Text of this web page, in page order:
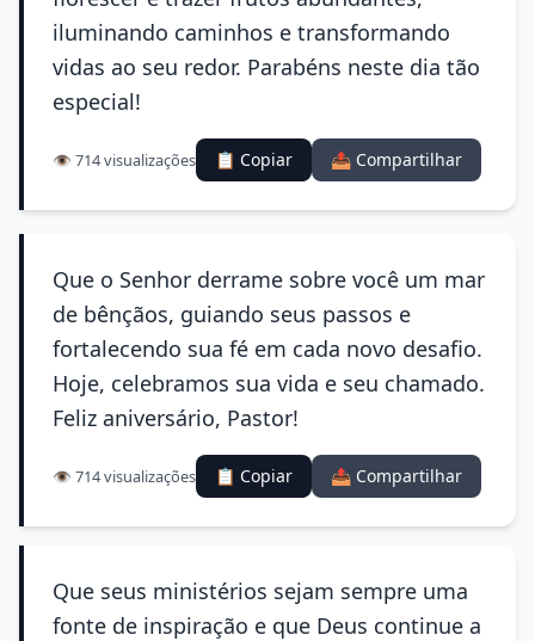
iluminando caminhos e transformando
vidas ao seu redor. Parabéns neste dia tão
especial!
👁️ 714 visualizações 📋 Copiar 📤 Compartilhar
Que o Senhor derrame sobre você um mar
de bênçãos, guiando seus passos e
fortalecendo sua fé em cada novo desafio.
Hoje, celebramos sua vida e seu chamado.
Feliz aniversário, Pastor!
👁️ 714 visualizações 📋 Copiar 📤 Compartilhar
Que seus ministérios sejam sempre uma
fonte de inspiração e que Deus continue a